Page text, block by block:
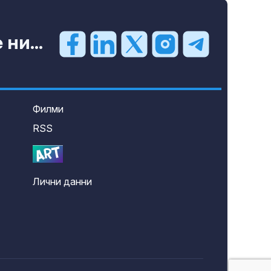
ни...
Филми
RSS
Лични данни